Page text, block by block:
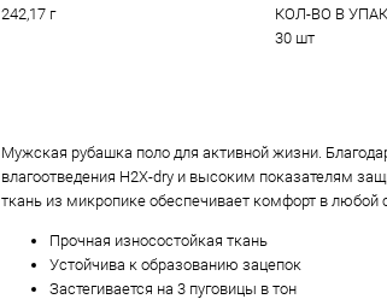
242,17 г
КОЛ-ВО В
30 шт
Мужская рубашка поло для активной жизни.
влагоотведения H2X-dry и высоким показателям
ткань из микропике обеспечивает комфорт в любой
Прочная износостойкая ткань
Устойчива к образованию зацепок
Застегивается на 3 пуговицы в тон